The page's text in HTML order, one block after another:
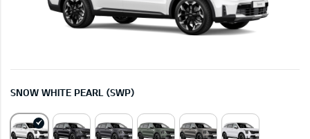
SNOW WHITE PEARL (SWP)